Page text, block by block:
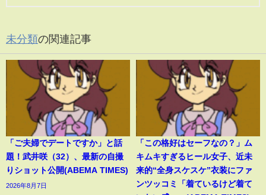
未分類の関連記事
「ご夫婦でデートですか」と話
題！武井咲（32）、最新の自撮
りショット公開(ABEMA TIMES)
2026年8月7日
「この格好はセーフなの？」ム
キムキすぎるヒール女子、近未
来的“全身スケスケ”衣装にファ
ンツッコミ「着ているけど着て